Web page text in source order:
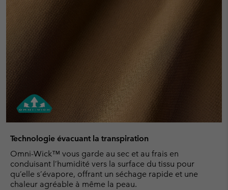
Technologie évacuant la transpiration
Omni-Wick™ vous garde au sec et au frais en
conduisant l’humidité vers la surface du tissu pour
qu’elle s’évapore, offrant un séchage rapide et une
chaleur agréable à même la peau.